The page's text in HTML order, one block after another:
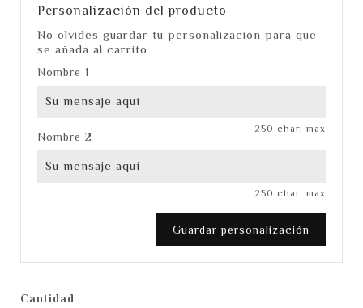
Personalización del producto
No olvides guardar tu personalización para que
se añada al carrito
Nombre 1
250 char. max
Nombre 2
250 char. max
Guardar personalización
Cantidad